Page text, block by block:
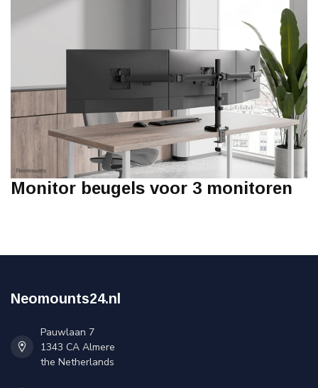
Monitor beugels voor 3 monitoren
Neomounts24.nl
Pauwlaan 7
1343 CA Almere
the Netherlands